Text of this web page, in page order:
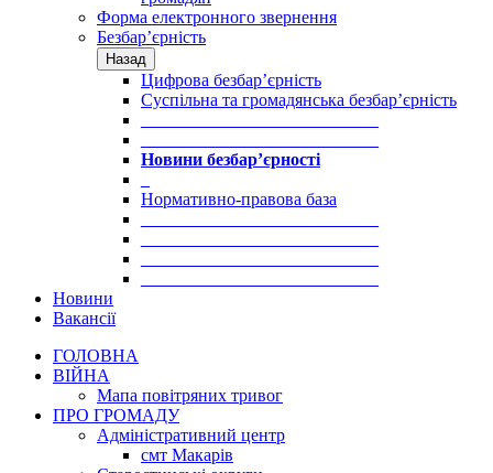
Форма електронного звернення
Безбар’єрність
Назад
Цифрова безбар’єрність
Суспільна та громадянська безбар’єрність
Новини безбар’єрності
Нормативно-правова база
Новини
Вакансії
ГОЛОВНА
ВІЙНА
Мапа повітряних тривог
ПРО ГРОМАДУ
Aдміністративний центр
смт Макарів